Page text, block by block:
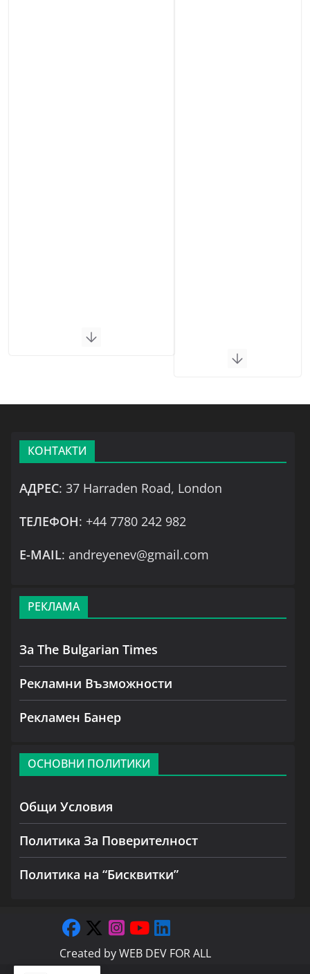
КОНТАКТИ
АДРЕС: 37 Harraden Road, London
ТЕЛЕФОН: +44 7780 242 982
Е-MAIL: andreyenev@gmail.com
РЕКЛАМА
За The Bulgarian Times
Рекламни Възможности
Рекламен Банер
ОСНОВНИ ПОЛИТИКИ
Общи Условия
Политика За Поверителност
Политика на “Бисквитки”
Created byWEB DEV FOR ALL